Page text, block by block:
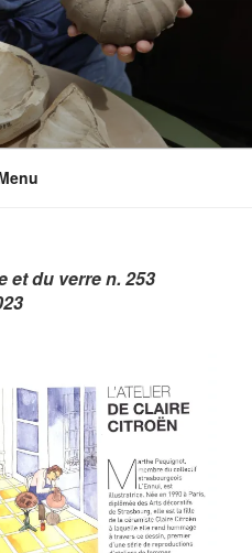
et du verre n. 253